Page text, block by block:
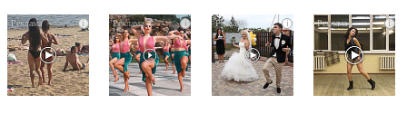
i
Скрытая
камера
пляже
Крыма:
i
Ржу
переставая,
это
видео
i
Этот
танец
невесты
оставит
вас
i